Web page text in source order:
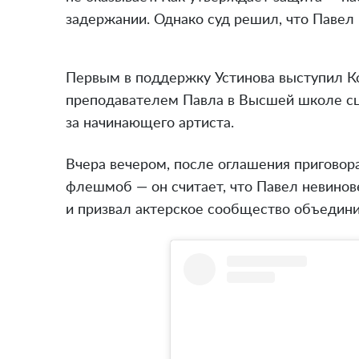
задержании. Однако суд решил, что Павел
Первым в поддержку Устинова выступил
преподавателем Павла в Высшей школе
за начинающего артиста.
Вчера вечером, после оглашения
флешмоб — он считает, что Павел
и призвал актерское сообщество